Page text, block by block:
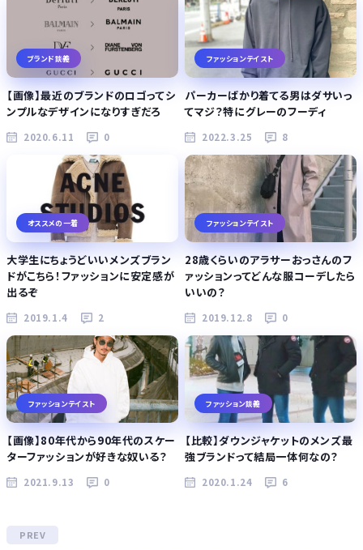
ブランド談義
【画像】最近のブランドのロゴってシ
ンプルなデザインになりすぎだろ
2020.6.11 0
ファッションテイスト
パーカーばかり着てる男はダサいっ
てマジ？特にグレーのフーディ
2022.3.25 8
オススメの一着
大学生にちょうどいいメンズブラン
ドがこちら！ファッションに安定感が
出るぞ
2019.1.4 2
ファッションテイスト
28歳くらいのアラサーおっさんのフ
ァッションってどんな服コーデしたら
いいの？
2019.12.8 0
ファッションテイスト
【画像】80年代から90年代のスケー
ターファッションが好きな奴いる？
2021.9.13 0
ファッション談義
【比較】ダウンジャケットのメンズ最
強ブランドって結局一体何なの？
2020.1.24 6